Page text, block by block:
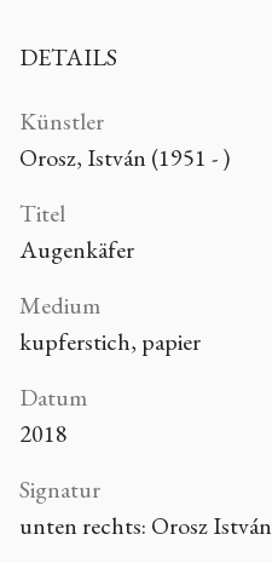
DETAILS
Künstler
Orosz, István (1951 - )
Titel
Augenkäfer
Medium
kupferstich, papier
Datum
2018
Signatur
unten rechts: Orosz István